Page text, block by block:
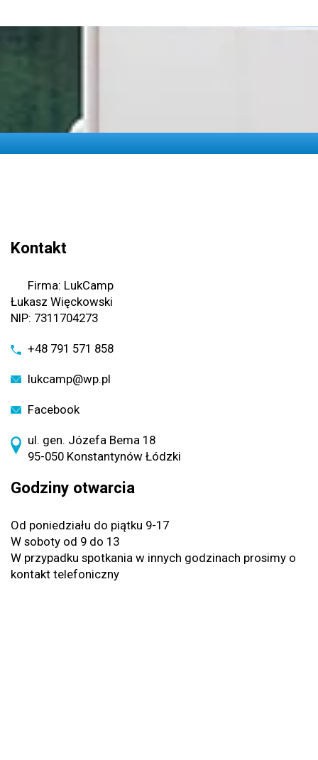
Kontakt
Firma: LukCamp
Łukasz Więckowski
NIP: 7311704273
+48 791 571 858
lukcamp@wp.pl
Facebook
ul. gen. Józefa Bema 18
95-050 Konstantynów Łódzki
Godziny otwarcia
Od poniedziału do piątku 9-17
W soboty od 9 do 13
W przypadku spotkania w innych godzinach prosimy o
kontakt telefoniczny